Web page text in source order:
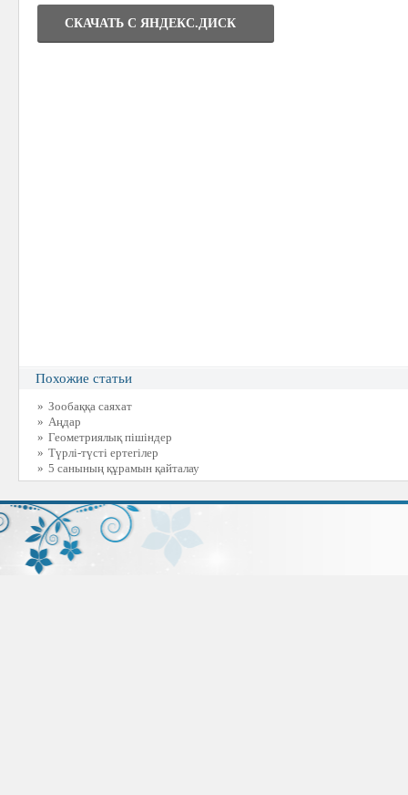
СКАЧАТЬ C ЯНДЕКС.ДИСК
Похожие статьи
» Зообаққа саяхат
» Аңдар
» Геометриялық пішіндер
» Түрлі-түсті ертегілер
» 5 санының құрамын қайталау